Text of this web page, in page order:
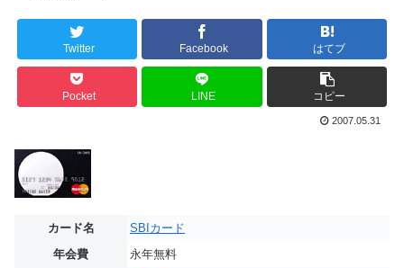
Twitter Facebook はてブ
Pocket LINE コピー
2007.05.31
カード名
SBIカード
年会費
永年無料